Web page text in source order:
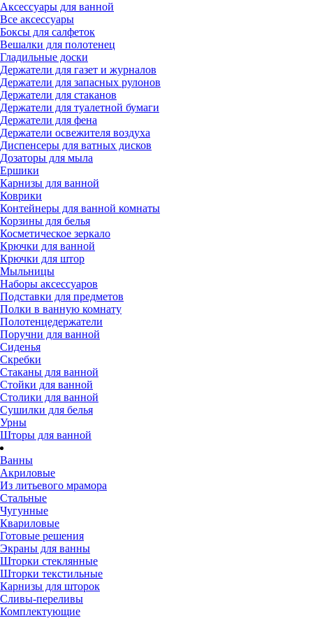
Аксессуары для ванной
Все аксессуары
Боксы для салфеток
Вешалки для полотенец
Гладильные доски
Держатели для газет и журналов
Держатели для запасных рулонов
Держатели для стаканов
Держатели для туалетной бумаги
Держатели для фена
Держатели освежителя воздуха
Диспенсеры для ватных дисков
Дозаторы для мыла
Ершики
Карнизы для ванной
Коврики
Контейнеры для ванной комнаты
Корзины для белья
Косметическое зеркало
Крючки для ванной
Крючки для штор
Мыльницы
Наборы аксессуаров
Подставки для предметов
Полки в ванную комнату
Полотенцедержатели
Поручни для ванной
Сиденья
Скребки
Стаканы для ванной
Стойки для ванной
Столики для ванной
Сушилки для белья
Урны
Шторы для ванной
Ванны
Акриловые
Из литьевого мрамора
Стальные
Чугунные
Квариловые
Готовые решения
Экраны для ванны
Шторки стеклянные
Шторки текстильные
Карнизы для шторок
Сливы-переливы
Комплектующие